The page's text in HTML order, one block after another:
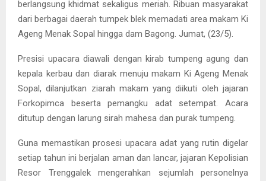
berlangsung khidmat sekaligus meriah. Ribuan masyarakat
dari berbagai daerah tumpek blek memadati area makam Ki
Ageng Menak Sopal hingga dam Bagong. Jumat, (23/5).
Presisi upacara diawali dengan kirab tumpeng agung dan
kepala kerbau dan diarak menuju makam Ki Ageng Menak
Sopal, dilanjutkan ziarah makam yang diikuti oleh jajaran
Forkopimca beserta pemangku adat setempat. Acara
ditutup dengan larung sirah mahesa dan purak tumpeng.
Guna memastikan prosesi upacara adat yang rutin digelar
setiap tahun ini berjalan aman dan lancar, jajaran Kepolisian
Resor Trenggalek mengerahkan sejumlah personelnya